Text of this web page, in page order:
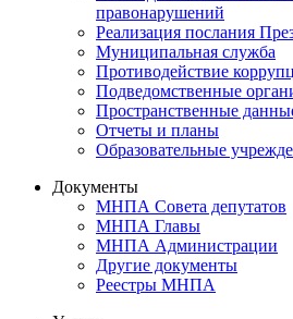
правонарушений
Реализация послания
Муниципальная служба
Противодействие
Подведомственные
Пространственные
Отчеты и планы
Образовательные
Документы
МНПА Совета депутатов
МНПА Главы
МНПА Администрации
Другие документы
Реестры МНПА